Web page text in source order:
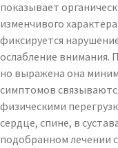
показывает
изменчивого
фиксируется
ослабление внимания.
но выражена она
симптомов
физическими
сердце, спине, в
подобранном лечении